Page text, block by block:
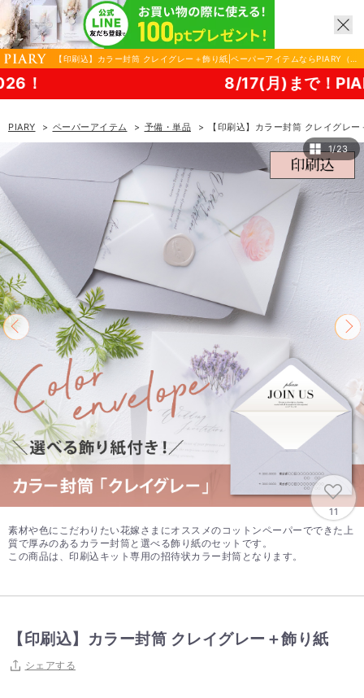
【印刷込】カラー封筒 クレイグレー＋飾り紙|ペーパーアイテムならPIARY（ピ
アリー）
8/17(月)まで！PIARY 夏
PIARY ペーパーアイテム 予備・単品
【印刷込】カラー封筒 クレイグレー
1/23
11
素材や色にこだわりたい花嫁さまにオススメのコットンペーパーでできた上
質で厚みのあるカラー封筒と選べる飾り紙のセットです。
この商品は、印刷込キット専用の招待状カラー封筒となります。
【印刷込】カラー封筒 クレイグレー＋飾り紙
シェアする